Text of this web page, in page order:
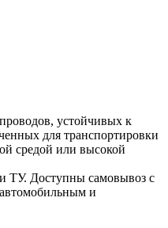
устойчивых к
для транспортировки
средой или высокой
ТУ. Доступны самовывоз с
и